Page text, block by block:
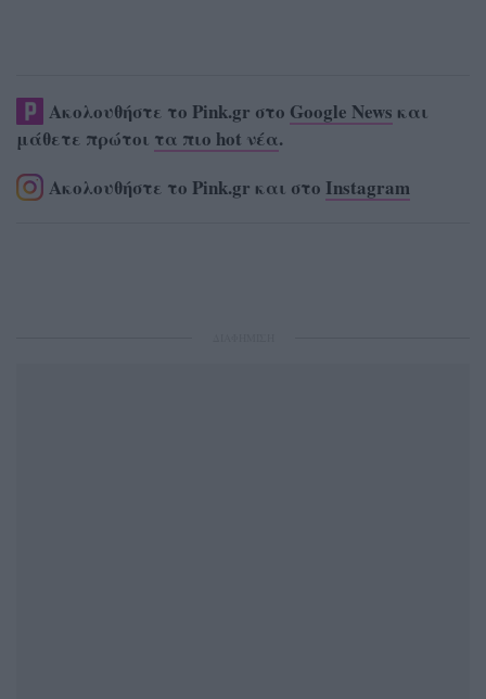
Ακολουθήστε το Pink.gr στο Google News και
μάθετε πρώτοι τα πιο hot νέα.
Ακολουθήστε το Pink.gr και στο Instagram